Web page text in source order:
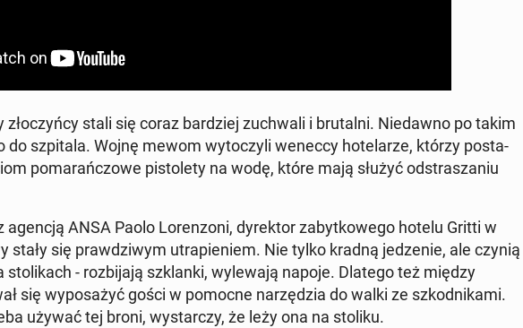
zło­czyń­cy stali się coraz bar­dziej zu­chwa­li i bru­tal­ni. Nie­daw­no po takim
do szpi­ta­la. Wojnę mewom wy­to­czy­li weneccy ho­te­la­rze, którzy po­sta­
po­ma­rań­czo­we pi­sto­le­ty na wodę, które mają służyć od­stra­sza­niu
agencją ANSA Paolo Lo­ren­zo­ni, dy­rek­tor za­byt­ko­we­go hotelu Gritti w
stały się praw­dzi­wym utra­pie­niem. Nie tylko kradną je­dze­nie, ale czynią
- roz­bi­ja­ją szklan­ki, wy­le­wa­ją napoje. Dlatego też między
się wy­po­sa­żyć gości w pomocne na­rzę­dzia do walki ze szkod­ni­ka­mi.
używać tej broni, wy­star­czy, że leży ona na stoliku.